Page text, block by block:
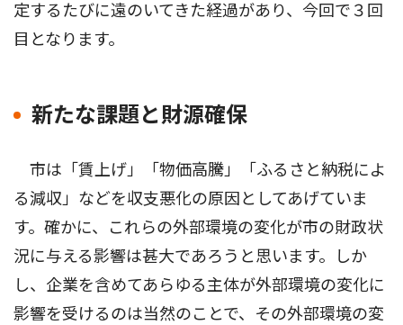
定するたびに遠のいてきた経過があり、今回で３回
目となります。
新たな課題と財源確保
市は「賃上げ」「物価高騰」「ふるさと納税によ
る減収」などを収支悪化の原因としてあげていま
す。確かに、これらの外部環境の変化が市の財政状
況に与える影響は甚大であろうと思います。しか
し、企業を含めてあらゆる主体が外部環境の変化に
影響を受けるのは当然のことで、その外部環境の変